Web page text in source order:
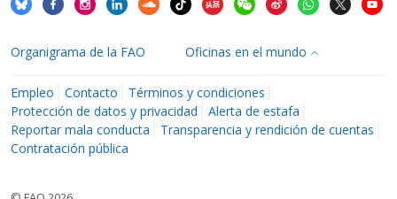
Organigrama de la FAO Oficinas en el mundo
Empleo Contacto
Términos y condiciones
Protección de datos y privacidad
Alerta de estafa
Reportar mala conducta
Transparencia y rendición de cuentas
Contratación pública